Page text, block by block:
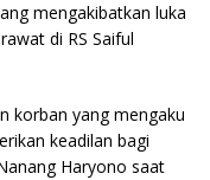
mengakibatkan luka
di RS Saiful
korban yang mengaku
keadilan bagi
Haryono saat